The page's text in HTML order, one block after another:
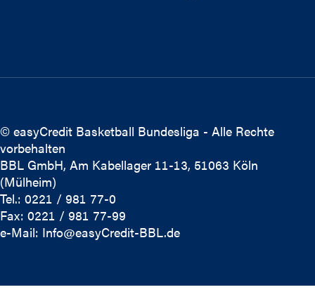
© easyCredit Basketball Bundesliga - Alle Rechte
vorbehalten
BBL GmbH, Am Kabellager 11-13, 51063 Köln
(Mülheim)
Tel.: 0221 / 981 77-0
Fax: 0221 / 981 77-99
e-Mail: Info@easyCredit-BBL.de